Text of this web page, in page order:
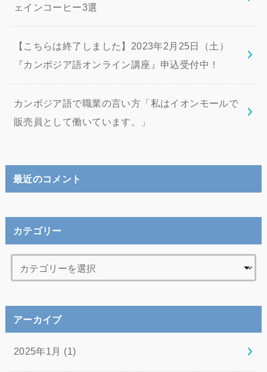
ェインコーヒー3選
【こちらは終了しました】2023年2月25日（土）
『カンボジア語オンライン講座』申込受付中！
カンボジア語で職業の言い方「私はイオンモールで
販売員として働いています。」
最近のコメント
カテゴリー
アーカイブ
2025年1月 (1)